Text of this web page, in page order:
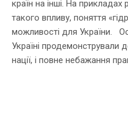
країн на інші. На
такого впливу, поняття
можливості для України.
Україні продемонстрували
нації, і повне небажання